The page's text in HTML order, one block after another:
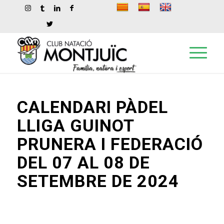
CALENDARI PÀDEL
LLIGA GUINOT
PRUNERA I FEDERACIÓ
DEL 07 AL 08 DE
SETEMBRE DE 2024